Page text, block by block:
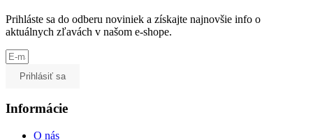
Prihláste sa do odberu noviniek a získajte najnovšie info o
aktuálnych zľavách v našom e-shope.
Prihlásiť sa
Informácie
O nás